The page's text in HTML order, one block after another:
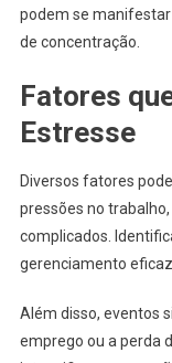
podem se
de concentração.
Fatores
Estresse
Diversos fatores
pressões no
complicados.
gerenciamento
Além disso, eventos
emprego ou a perda